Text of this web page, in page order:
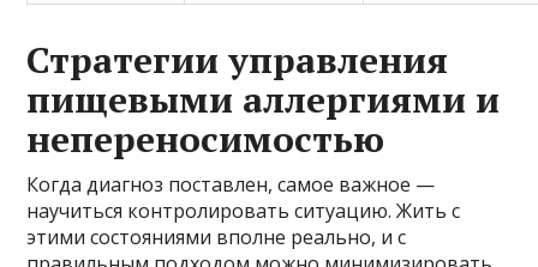
Стратегии управления
пищевыми аллергиями и
непереносимостью
Когда диагноз поставлен, самое важное —
научиться контролировать ситуацию. Жить с
этими состояниями вполне реально, и с